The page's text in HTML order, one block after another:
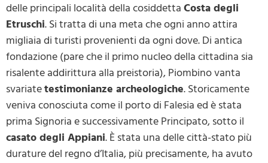
delle principali località della cosiddetta Costa degli
Etruschi. Si tratta di una meta che ogni anno attira
migliaia di turisti provenienti da ogni dove. Di antica
fondazione (pare che il primo nucleo della cittadina sia
risalente addirittura alla preistoria), Piombino vanta
svariatetestimonianze archeologiche. Storicamente
veniva conosciuta come il porto di Falesia ed è stata
prima Signoria e successivamente Principato, sotto il
casato degli Appiani. È stata una delle città-stato più
durature del regno d’Italia, più precisamente, ha avuto